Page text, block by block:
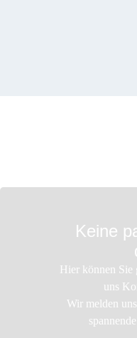
Keine
Hier können Sie
uns
Wir melden